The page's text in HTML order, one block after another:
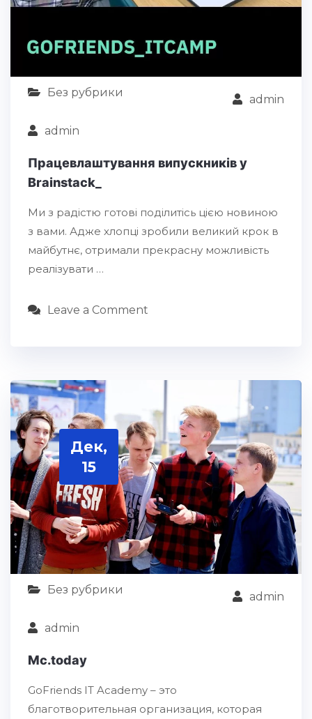
Без рубрики
admin
admin
Працевлаштування випускників у
Brainstack_
Ми з радістю готові поділитісь цією новиною
з вами. Адже хлопці зробили великий крок в
майбутнє, отримали прекрасну можливість
реалізувати …
Leave a Comment
Дек,
15
Без рубрики
admin
admin
Mc.today
GoFriends IT Academy – это
благотворительная организация, которая